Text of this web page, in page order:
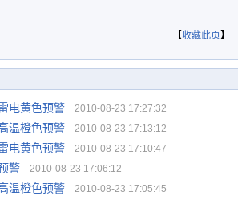
【收藏此页】
电黄色预警 2010-08-23 17:27:32
温橙色预警 2010-08-23 17:13:12
电黄色预警 2010-08-23 17:10:47
警 2010-08-23 17:06:12
温橙色预警 2010-08-23 17:05:45